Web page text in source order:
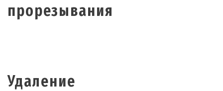
прорезывания
Удаление